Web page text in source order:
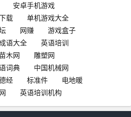
安卓手机游戏
载
单机游戏大全
网赚
游戏盒子
成语大全
英语培训
木网
雕塑网
词典
中国机械网
经 标准件
电地暖
英语培训机构